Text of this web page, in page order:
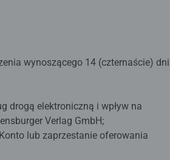
wynoszącego 14 (czternaście) dni
drogą elektroniczną i wpływ na
Verlag GmbH;
lub zaprzestanie oferowania